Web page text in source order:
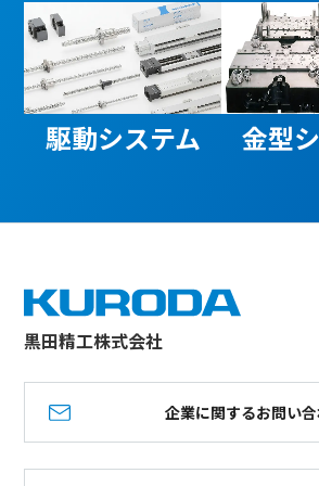
駆動システム 金型
黒田精工株式会社
企業に関するお問い